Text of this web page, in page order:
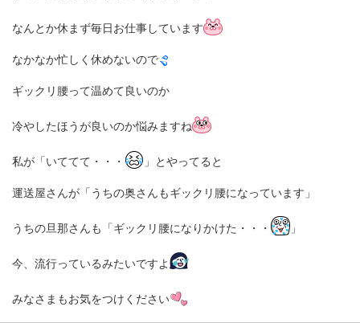
なんとか休まず毎日お仕事しています
なかなか忙しく休めないので
ギックリ腰って温めて良いのか
冷やしたほうが良いのか悩みますね
私が「いててて・・・ 」とやってると
運送屋さんが「うちの奥さんもギックリ腰になっています」
うちの旦那さんも「ギックリ腰になりかけた・・・ 」
今、流行っているみたいですよ
みなさまもお気をつけください